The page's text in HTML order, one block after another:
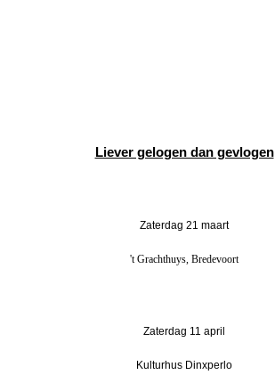
Liever gelogen dan gevlogen
Zaterdag 21 maart
't Grachthuys, Bredevoort
Zaterdag 11 april
Kulturhus Dinxperlo